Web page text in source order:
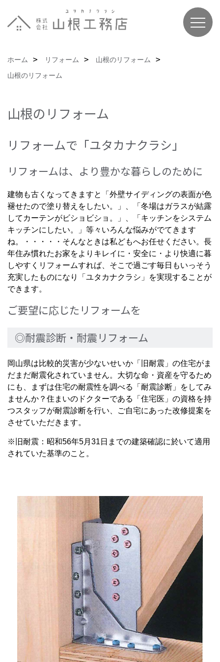
ホーム リフォーム
山根のリフォーム
山根のリフォーム
山根のリフォーム
リフォームで「ユタカナクラシ」
リフォームは、より豊かな暮らしのために
建物も古くなってきますと「外壁サイディングの表面が色
褪せたので塗り替えをしたい。」、「冬場はガラスが結露
してカーテンがビショビショ。」、「キッチンをシステム
キッチンにしたい。」等々いろんな悩みがでてきます
ね。・・・・・そんなときは私どもへお任せください。長
年住み慣れたお家をよりキレイに・安全に・より快適に暮
しやすくリフォームすれば、そこで過ごす毎日もいっそう
充実したものになり「ユタカナクラシ」を実現することが
できます。
ご要望に応じたリフォームを
◎耐震診断・耐震リフォーム
岡山県は比較的災害が少ないせいか「旧耐震」の住宅がま
だまだ耐震化されていません。大切な命・資産を守るため
にも、まずは住宅の耐震性を調べる「耐震診断」をしてみ
ませんか？住まいのドクターである「住宅医」の資格を持
つスタッフが耐震診断を行い、ご自宅にあった改修提案を
させていただきます。
※旧耐震：昭和56年5月31日までの建築確認に於いて適用
されていた基準のこと。